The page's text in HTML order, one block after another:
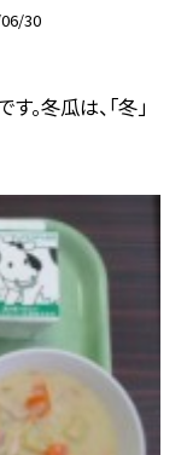
30
。冬瓜は、「冬」